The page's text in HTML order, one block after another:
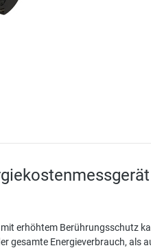
erhöhtem Berührungsschutz
gesamte Energieverbrauch, als